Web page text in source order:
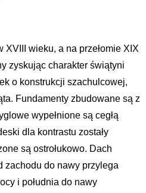
XVIII wieku, a na przełomie XIX
zyskując charakter świątyni
o konstrukcji szachulcowej,
Fundamenty zbudowane są z
wypełnione są cegłą
dla kontrastu zostały
są ostrołukowo. Dach
zachodu do nawy przylega
i południa do nawy